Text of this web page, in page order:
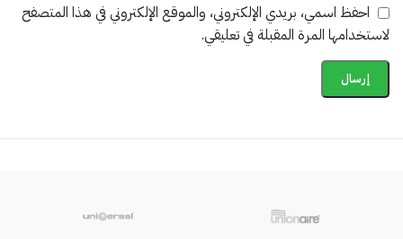
احفظ اسمي، بريدي الإلكتروني، والموقع الإلكتروني في هذا المتصفح
لاستخدامها المرة المقبلة في تعليقي.